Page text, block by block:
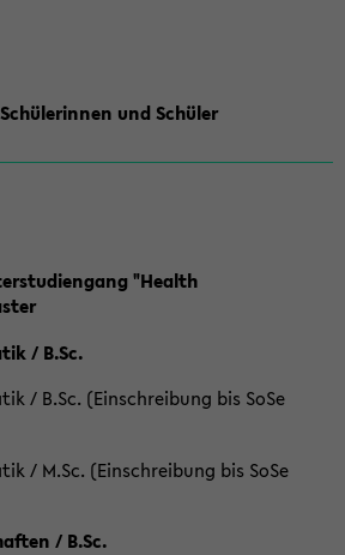
und Schüler
"Health
/ B.Sc.
/ B.Sc. (Einschreibung bis SoSe
/ M.Sc. (Einschreibung bis SoSe
/ B.Sc.